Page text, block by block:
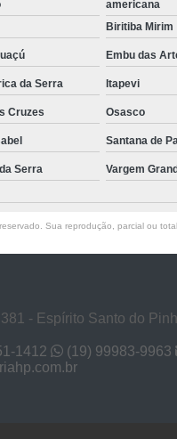
americana
Biritiba Mirim
Embu das
da Serra Itapevi
Cruzes Osasco
Santana de
Serra
Vargem
Sua reprodução, parcial ou
- Espírito Santo do
1412
(19) 99983-9963